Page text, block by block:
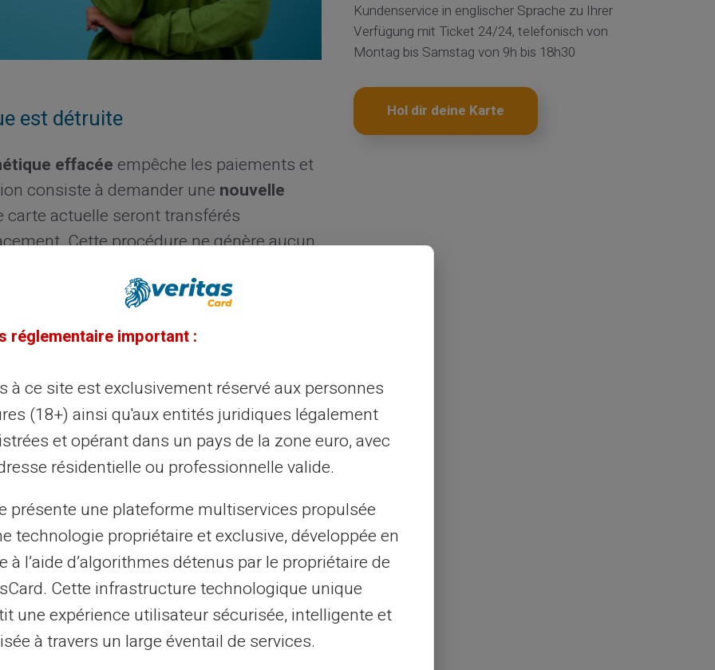
est détruite
effacéeempêche les paiements et
consiste à demander une nouvelle
carte actuelle seront transférés
Cette procédure ne génère aucun
vos transactions. Connectez-
le montant disponible sur votre
via les options proposées :
opération permet de reprendre
éviter toute interruption imprévue lors
Kundenservice in englischer Sprache zu Ihrer
Verfügung mit Ticket 24/24, telefonisch von
Montag bis Samstag von 9h bis 18h30
Hol dir deine Karte
réglementaire important :
à ce site est exclusivement réservé aux personnes
(18+) ainsi qu'aux entités juridiques légalement
et opérant dans un pays de la zone euro, avec
résidentielle ou professionnelle valide.
présente une plateforme multiservices propulsée
technologie propriétaire et exclusive, développée en
à l’aide d’algorithmes détenus par le propriétaire de
Cette infrastructure technologique unique
une expérience utilisateur sécurisée, intelligente et
à travers un large éventail de services.